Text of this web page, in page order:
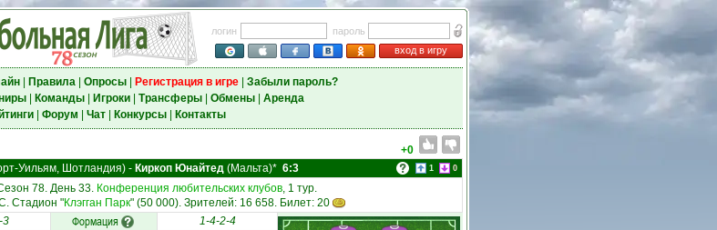
логин
пароль
вход в игру
| Правила| Опросы| Регистрация в игре| Забыли пароль?
| Команды| Игроки| Трансферы| Обмены| Аренда
| Форум Чат| Конкурсы| Контакты
+0
Уильям, Шотландия) - Киркоп Юнайтед (Мальта)* 6:3 1 0
78. День 33. Конференция любительских клубов, 1 тур.
Стадион "Клэгган Парк" (50 000). Зрителей: 16 658. Билет: 20
3 Формация 1-4-2-4